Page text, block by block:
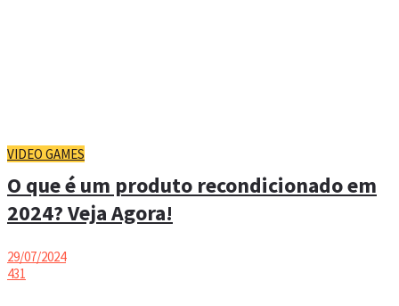
VIDEO GAMES
O que é um produto recondicionado em
2024? Veja Agora!
29/07/2024
431